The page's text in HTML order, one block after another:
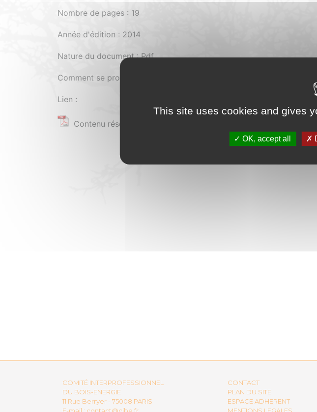
Nombre de pages : 19
Année d'édition : 2014
Nature du document : Pdf
Comment se procurer le document : Payant
Lien :
Contenu réservé aux adhérents
COMITÉ INTERPROFESSIONNEL
DU BOIS-ENERGIE
11 Rue Berryer - 75008 PARIS
CONTACT
PLAN DU SITE
ESPACE ADHERENT
This site uses cookies and gives
OK, accept all